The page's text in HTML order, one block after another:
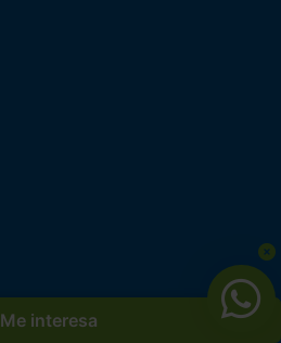
Me interesa